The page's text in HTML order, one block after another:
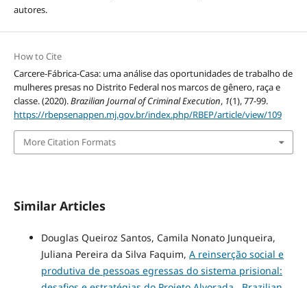
autores.
How to Cite
Carcere-Fábrica-Casa: uma análise das oportunidades de trabalho de
mulheres presas no Distrito Federal nos marcos de gênero, raça e
classe. (2020).Brazilian Journal of Criminal Execution, 1(1), 77-99.
https://rbepsenappen.mj.gov.br/index.php/RBEP/article/view/109
More Citation Formats
Similar Articles
Douglas Queiroz Santos, Camila Nonato Junqueira,
Juliana Pereira da Silva Faquim, A reinserção social e
produtiva de pessoas egressas do sistema prisional: